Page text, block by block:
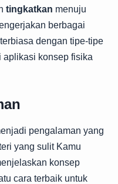
tingkatkan menuju
berbagai
dengan tipe-tipe
aplikasi konsep fisika
pengalaman yang
yang sulit Kamu
konsep
cara terbaik untuk